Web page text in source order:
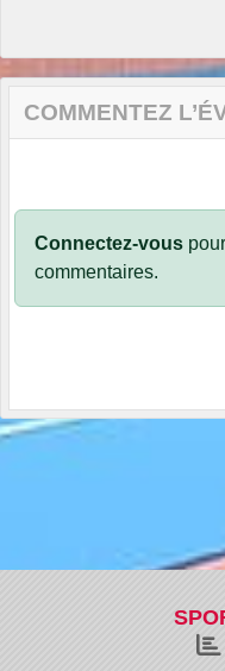
COMMENTEZ
Connectez-vous
commentaires.